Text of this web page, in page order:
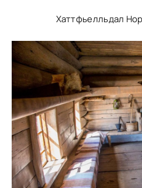
Хаттфьелльдал